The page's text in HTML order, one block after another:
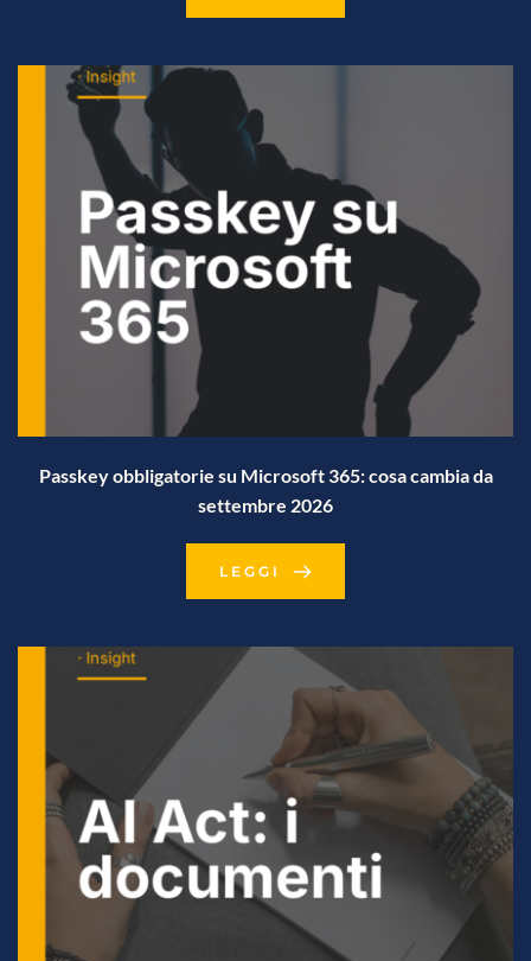
Passkey obbligatorie su Microsoft 365: cosa cambia da
settembre 2026
LEGGI